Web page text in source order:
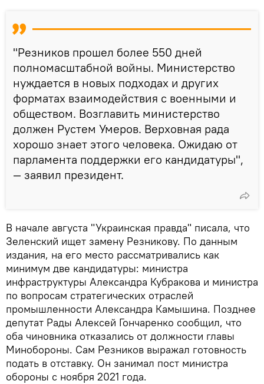
"Резников прошел более 550 дней
полномасштабной войны. Министерство
нуждается в новых подходах и других
форматах взаимодействия с военными и
обществом. Возглавить министерство
должен Рустем Умеров. Верховная рада
хорошо знает этого человека. Ожидаю от
парламента поддержки его кандидатуры",
— заявил президент.
В начале августа "Украинская правда" писала, что
Зеленский ищет замену Резникову. По данным
издания, на его место рассматривались как
минимум две кандидатуры: министра
инфраструктуры Александра Кубракова и министра
по вопросам стратегических отраслей
промышленности Александра Камышина. Позднее
депутат Рады Алексей Гончаренко сообщил, что
оба чиновника отказались от должности главы
Минобороны. Сам Резников выражал готовность
подать в отставку. Он занимал пост министра
обороны с ноября 2021 года.